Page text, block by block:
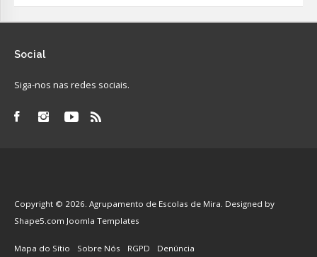
Social
Siga-nos nas redes sociais.
Copyright © 2026. Agrupamento de Escolas de Mira. Designed by
Shape5.com Joomla Templates
Mapa do Sítio Sobre Nós RGPD Denúncia